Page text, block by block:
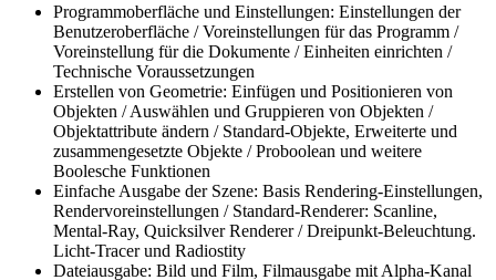
Programmoberfläche und Einstellungen: Einstellungen der
Benutzeroberfläche / Voreinstellungen für das Programm /
Voreinstellung für die Dokumente / Einheiten einrichten /
Technische Voraussetzungen
Erstellen von Geometrie: Einfügen und Positionieren von
Objekten / Auswählen und Gruppieren von Objekten /
Objektattribute ändern / Standard-Objekte, Erweiterte und
zusammengesetzte Objekte / Proboolean und weitere
Boolesche Funktionen
Einfache Ausgabe der Szene: Basis Rendering-Einstellungen,
Rendervoreinstellungen / Standard-Renderer: Scanline,
Mental-Ray, Quicksilver Renderer / Dreipunkt-Beleuchtung.
Licht-Tracer und Radiostity
Dateiausgabe: Bild und Film, Filmausgabe mit Alpha-Kanal